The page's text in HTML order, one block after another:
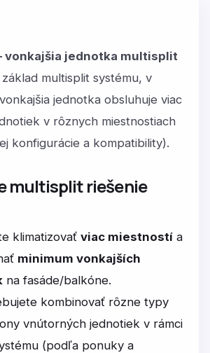
vonkajšia jednotka multisplit
multisplit systému, v
jednotka obsluhuje viac
v rôznych miestnostiach
konfigurácie a kompatibility).
multisplit riešenie
klimatizovaťviac miestností a
minimum vonkajších
na fasáde/balkóne.
kombinovať rôzne typy
vnútorných jednotiek v rámci
(podľa ponuky a